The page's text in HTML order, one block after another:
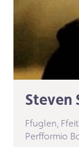
Steven
Ffuglen,
Perfformio